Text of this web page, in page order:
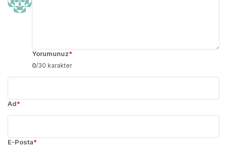
Yorumunuz*
0/30 karakter
Ad*
E-Posta*